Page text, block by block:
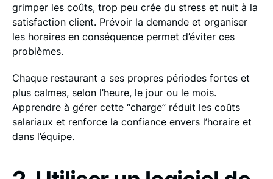
grimper les coûts, trop peu crée du stress et nuit à la
satisfaction client. Prévoir la demande et organiser
les horaires en conséquence permet d’éviter ces
problèmes.
Chaque restaurant a ses propres périodes fortes et
plus calmes, selon l’heure, le jour ou le mois.
Apprendre à gérer cette “charge” réduit les coûts
salariaux et renforce la confiance envers l’horaire et
dans l’équipe.